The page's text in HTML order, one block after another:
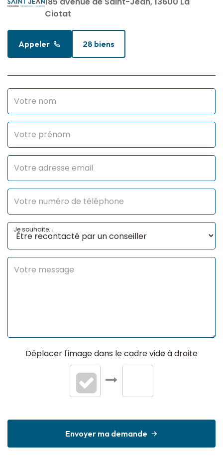
Ciotat
Appeler 28 biens
Je souhaite...
Déplacer l'image dans le cadre vide à droite
Envoyer ma demande